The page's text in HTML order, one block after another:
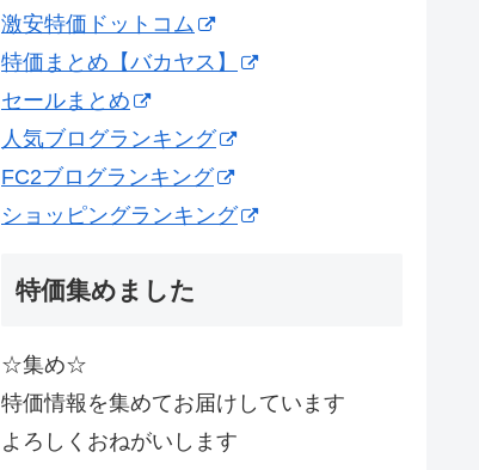
激安特価ドットコム
特価まとめ【バカヤス】
セールまとめ
人気ブログランキング
FC2ブログランキング
ショッピングランキング
特価集めました
☆集め☆
特価情報を集めてお届けしています
よろしくおねがいします